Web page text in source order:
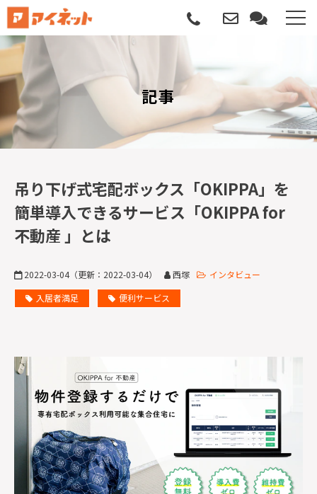
選ばれる理由
導入について
サポートについて
記事
サービス説明動画
記事
吊り下げ式宅配ボックス「OKIPPA」を
簡単導入できるサービス「OKIPPA for
不動産 」とは
2022-03-04（更新： 2022-03-04） 西塚
インタビュー
入居者満足
便利サービス